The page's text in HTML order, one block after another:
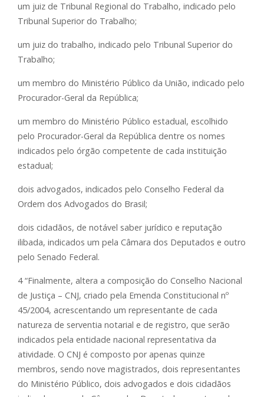
um juiz de Tribunal Regional do Trabalho, indicado pelo
Tribunal Superior do Trabalho;
um juiz do trabalho, indicado pelo Tribunal Superior do
Trabalho;
um membro do Ministério Público da União, indicado pelo
Procurador-Geral da República;
um membro do Ministério Público estadual, escolhido
pelo Procurador-Geral da República dentre os nomes
indicados pelo órgão competente de cada instituição
estadual;
dois advogados, indicados pelo Conselho Federal da
Ordem dos Advogados do Brasil;
dois cidadãos, de notável saber jurídico e reputação
ilibada, indicados um pela Câmara dos Deputados e outro
pelo Senado Federal.
4 “Finalmente, altera a composição do Conselho Nacional
de Justiça – CNJ, criado pela Emenda Constitucional nº
45/2004, acrescentando um representante de cada
natureza de serventia notarial e de registro, que serão
indicados pela entidade nacional representativa da
atividade. O CNJ é composto por apenas quinze
membros, sendo nove magistrados, dois representantes
do Ministério Público, dois advogados e dois cidadãos